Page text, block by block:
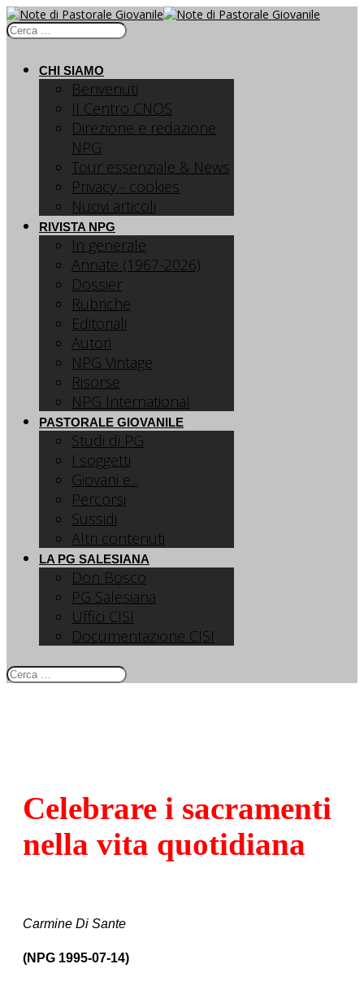
CHI SIAMO
Benvenuti
Il Centro CNOS
Direzione e redazione
NPG
Tour essenziale & News
Privacy - cookies
Nuovi articoli
RIVISTA NPG
In generale
Annate (1967-2026)
Dossier
Rubriche
Editoriali
Autori
NPG Vintage
Risorse
NPG International
PASTORALE GIOVANILE
Studi di PG
I soggetti
Giovani e...
Percorsi
Sussidi
Altri contenuti
LA PG SALESIANA
Don Bosco
PG Salesiana
Uffici CISI
Documentazione CISI
Celebrare i sacramenti
nella vita quotidiana
Carmine Di Sante
(NPG 1995-07-14)